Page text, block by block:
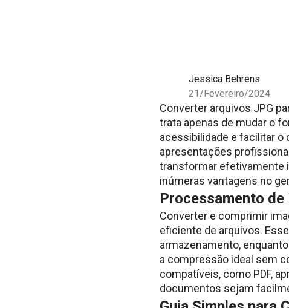
Jessica Behrens
21/Fevereiro/2024
Converter arquivos JPG
trata apenas de mudar o
acessibilidade e facilitar o
apresentações
transformar efetivamente
inúmeras vantagens no
Processamento de
Converter e comprimir
eficiente de arquivos.
armazenamento,
a compressão ideal sem
compatíveis, como PDF,
documentos sejam